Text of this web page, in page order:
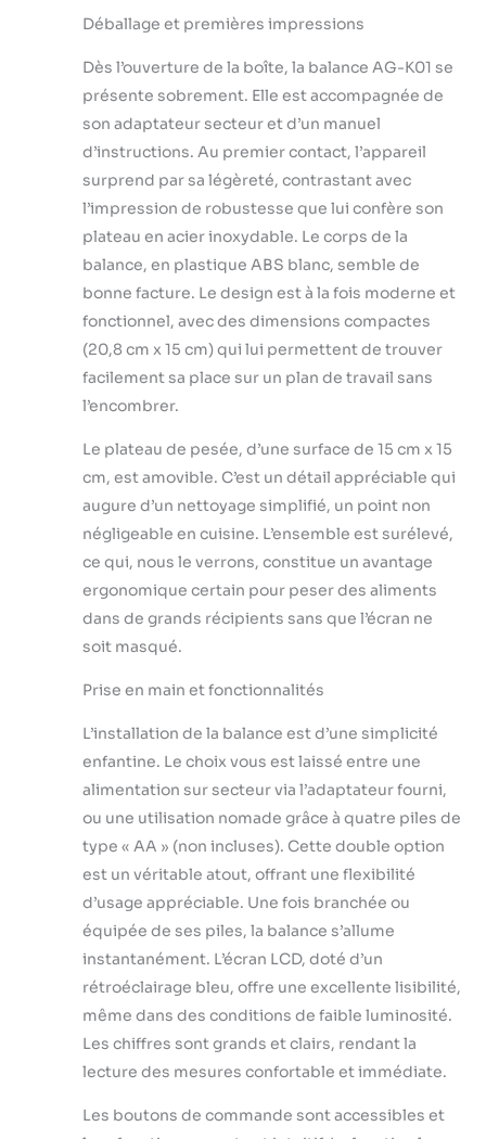
Déballage et premières impressions
Dès l’ouverture de la boîte, la balance AG-K01 se
présente sobrement. Elle est accompagnée de
son adaptateur secteur et d’un manuel
d’instructions. Au premier contact, l’appareil
surprend par sa légèreté, contrastant avec
l’impression de robustesse que lui confère son
plateau en acier inoxydable. Le corps de la
balance, en plastique ABS blanc, semble de
bonne facture. Le design est à la fois moderne et
fonctionnel, avec des dimensions compactes
(20,8 cm x 15 cm) qui lui permettent de trouver
facilement sa place sur un plan de travail sans
l’encombrer.
Le plateau de pesée, d’une surface de 15 cm x 15
cm, est amovible. C’est un détail appréciable qui
augure d’un nettoyage simplifié, un point non
négligeable en cuisine. L’ensemble est surélevé,
ce qui, nous le verrons, constitue un avantage
ergonomique certain pour peser des aliments
dans de grands récipients sans que l’écran ne
soit masqué.
Prise en main et fonctionnalités
L’installation de la balance est d’une simplicité
enfantine. Le choix vous est laissé entre une
alimentation sur secteur via l’adaptateur fourni,
ou une utilisation nomade grâce à quatre piles de
type « AA » (non incluses). Cette double option
est un véritable atout, offrant une flexibilité
d’usage appréciable. Une fois branchée ou
équipée de ses piles, la balance s’allume
instantanément. L’écran LCD, doté d’un
rétroéclairage bleu, offre une excellente lisibilité,
même dans des conditions de faible luminosité.
Les chiffres sont grands et clairs, rendant la
lecture des mesures confortable et immédiate.
Les boutons de commande sont accessibles et